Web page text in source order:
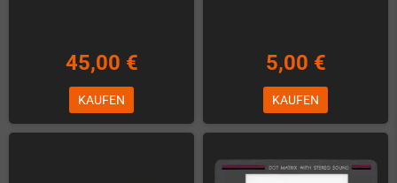
45,00 €
KAUFEN
5,00 €
KAUFEN